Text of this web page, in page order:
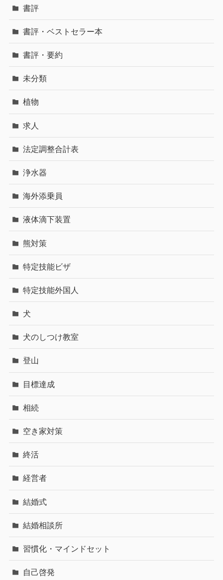
書評
書評・ベストセラー本
書評・要約
未分類
植物
求人
法定調整合計表
浄水器
海外添乗員
液体滴下装置
熊対策
特定技能ビザ
特定技能外国人
犬
犬のしつけ教室
登山
目標達成
相続
空き家対策
終活
経営者
結婚式
結婚相談所
習慣化・マインドセット
自己啓発